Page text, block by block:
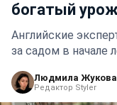
богатый
Английские
за садом в начале
Людмила Жукова
Редактор Styler